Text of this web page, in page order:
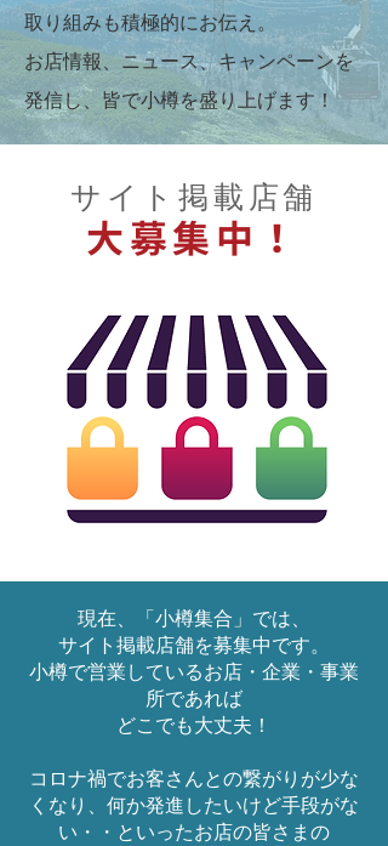
取り組みも積極的にお伝え。
お店情報、ニュース、キャンペーンを
発信し、皆で小樽を盛り上げます！
サイト掲載店舗
大募集中！
現在、「小樽集合」では、
サイト掲載店舗を募集中です。
小樽で営業しているお店・企業・ 事業
所であれば
どこでも大丈夫！
コロナ禍でお客さんとの繋がりが少な
くなり、何か発進したいけど手段がな
い・・といったお店の皆さまの